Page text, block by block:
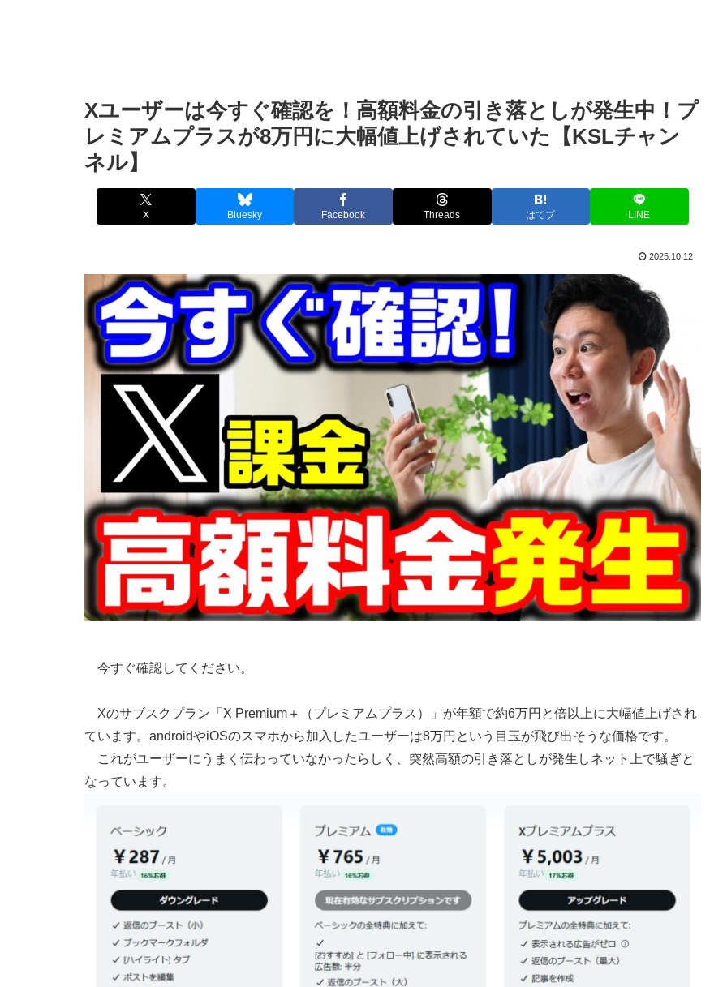
Xユーザーは今すぐ確認を！高額料金の引き落としが発生中！プ
レミアムプラスが8万円に大幅値上げされていた【KSLチャン
ネル】
X Bluesky Facebook Threads はてブ LINE
2025.10.12
今すぐ確認してください。
Xのサブスクプラン「X Premium＋（プレミアムプラス）」が年額で約6万円と倍以上に大幅値上げされ
ています。androidやiOSのスマホから加入したユーザーは8万円という目玉が飛び出そうな価格です。
これがユーザーにうまく伝わっていなかったらしく、突然高額の引き落としが発生しネット上で騒ぎと
なっています。